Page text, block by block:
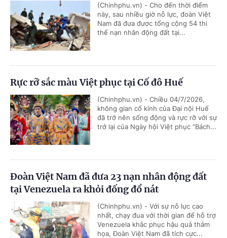
(Chinhphu.vn) - Cho đến thời điểm
này, sau nhiều giờ nỗ lực, đoàn Việt
Nam đã đưa được tổng cộng 54 thi
thể nạn nhân động đất tại...
Rực rỡ sắc màu Việt phục tại Cố đô Huế
(Chinhphu.vn) - Chiều 04/7/2026,
không gian cổ kính của Đại nội Huế
đã trở nên sống động và rực rỡ với sự
trở lại của Ngày hội Việt phục “Bách...
Đoàn Việt Nam đã đưa 23 nạn nhân động đất
tại Venezuela ra khỏi đống đổ nát
(Chinhphu.vn) - Với sự nỗ lực cao
nhất, chạy đua với thời gian để hỗ trợ
Venezuela khắc phục hậu quả thảm
họa, Đoàn Việt Nam đã tích cực...